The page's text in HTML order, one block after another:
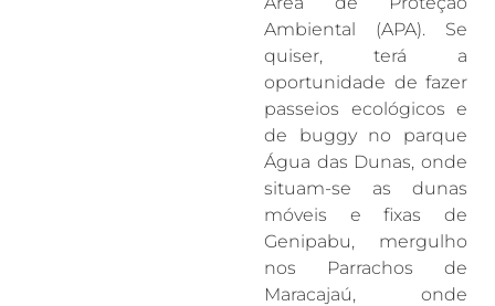
Ambiental (APA). Se
quiser, terá a
oportunidade de fazer
passeios ecológicos e
de buggy no parque
Água das Dunas, onde
situam-se as dunas
móveis e fixas de
Genipabu, mergulho
nos Parrachos de
Maracajaú, onde